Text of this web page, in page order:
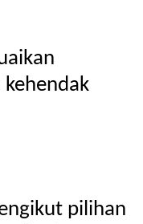
pilihan